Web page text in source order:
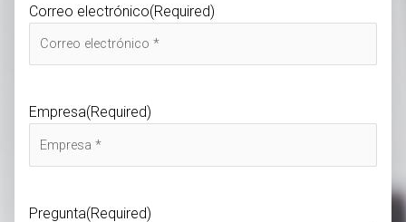
Correo electrónico(Required)
Empresa(Required)
Pregunta(Required)